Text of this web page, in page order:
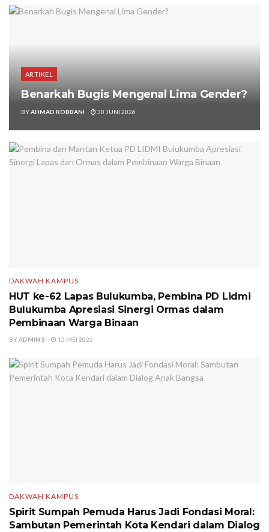
ARTIKEL
Benarkah Bugis Mengenal Lima Gender?
BYAHMAD ROBBANI 30 JUNI 2026
DAKWAH KAMPUS
HUT ke-62 Lapas Bulukumba, Pembina PD Lidmi
Bulukumba Apresiasi Sinergi Ormas dalam
Pembinaan Warga Binaan
BYADMIN 2 15 MEI 2026
DAKWAH KAMPUS
Spirit Sumpah Pemuda Harus Jadi Fondasi Moral:
Sambutan Pemerintah Kota Kendari dalam Dialog